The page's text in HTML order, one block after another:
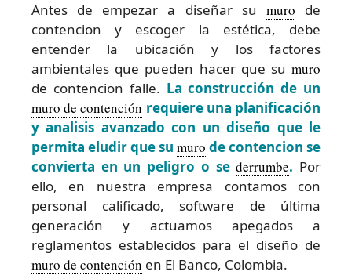
Antes de empezar a diseñar su muro de
contencion y escoger la estética, debe
entender la ubicación y los factores
ambientales que pueden hacer que su muro
de contencion falle. La construcción de un
muro de contención requiere una planificación
y analisis avanzado con un diseño que le
permita eludir que su muro de contencion se
convierta en un peligro o sederrumbe. Por
ello, en nuestra empresa contamos con
personal calificado, software de última
generación y actuamos apegados a
reglamentos establecidos para el diseño de
muro de contención en El Banco, Colombia.